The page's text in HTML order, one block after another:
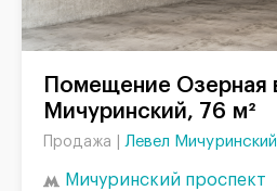
Помещение Озерная в ЖК Левел
Мичуринский, 76 м²
Продажа | Левел Мичуринский
Мичуринский проспект